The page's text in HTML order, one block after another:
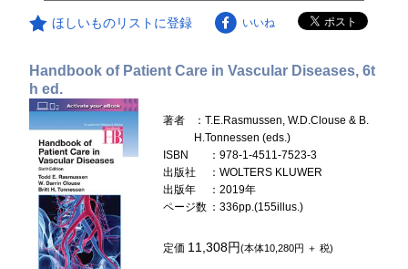
ほしいものリストに登録 いいね
Handbook of Patient Care in Vascular Diseases, 6t
h ed.
著者
：T.E.Rasmussen, W.D.Clouse & B.
H.Tonnessen (eds.)
ISBN
：978-1-4511-7523-3
出版社
：WOLTERS KLUWER
出版年
：2019年
ページ数 ：336pp.(155illus.)
定価 11,308円(本体10,280円 ＋ 税)